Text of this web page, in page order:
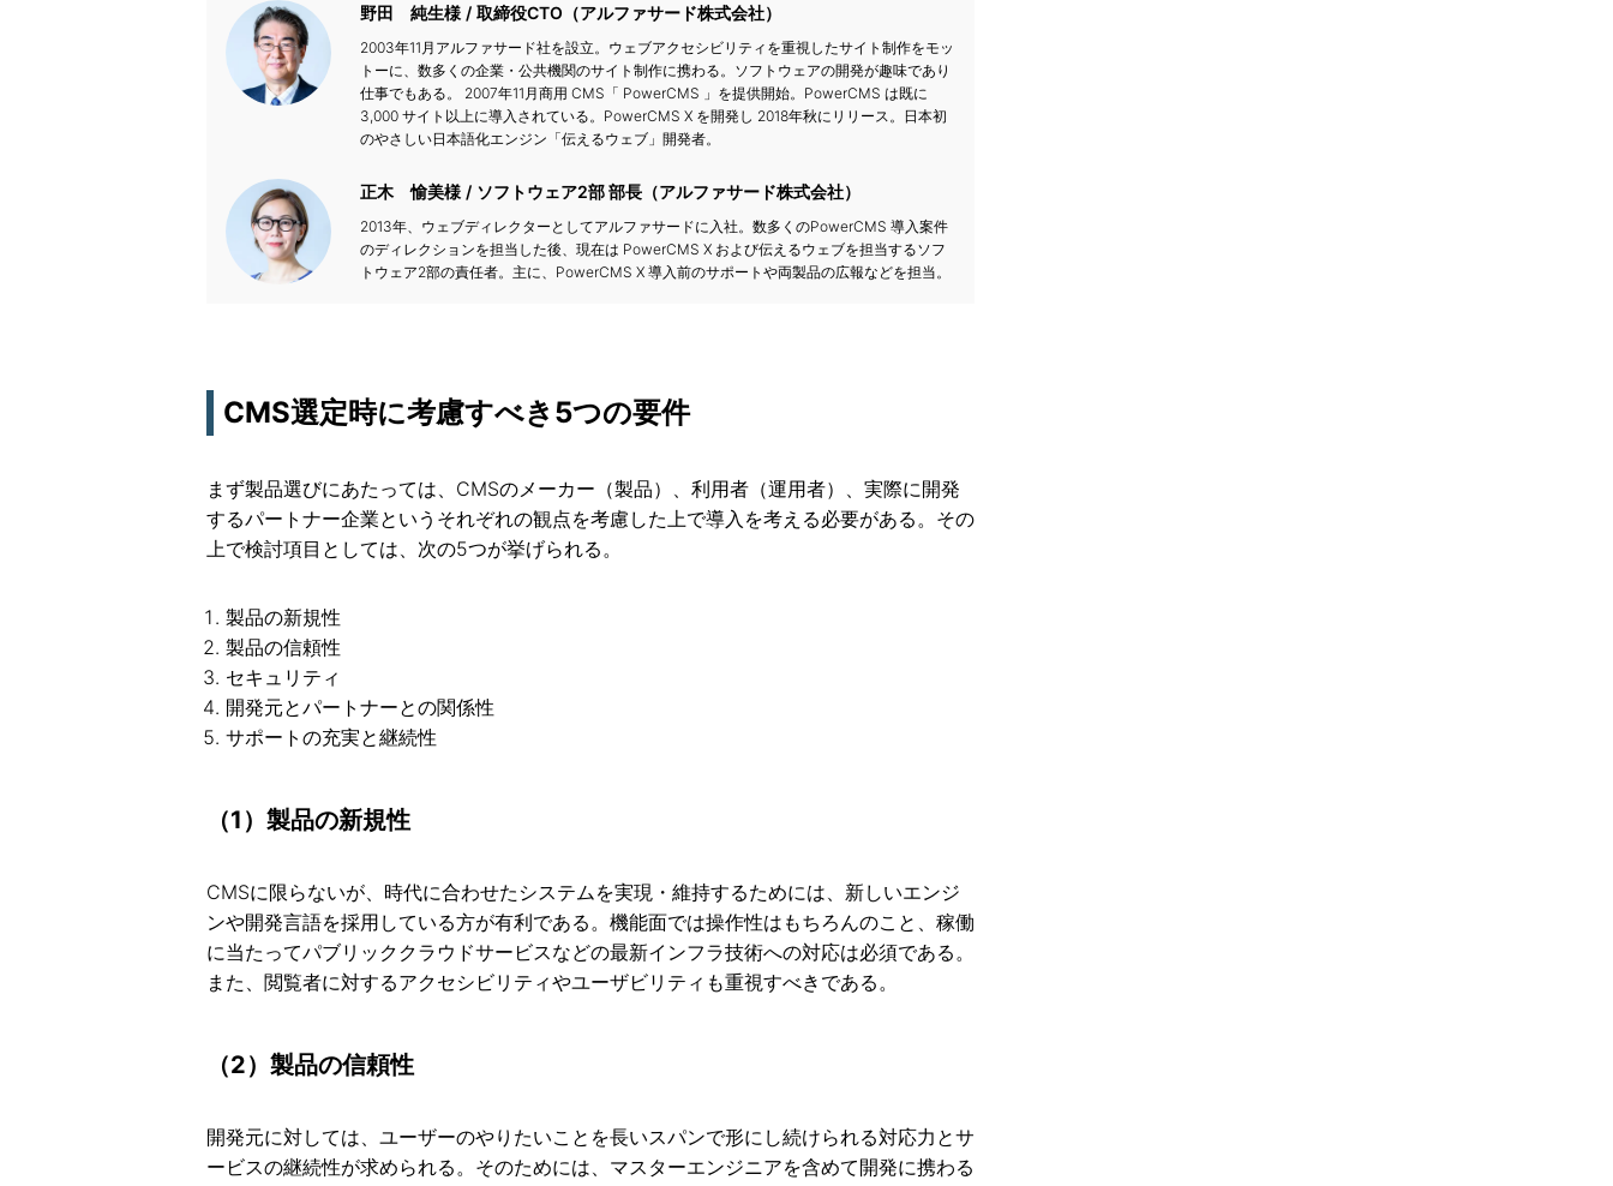
野田 純生様 取締役CTO（アルファサード株式会社）
2003年11月アルファサード社を設立。ウェブアクセシビリティを重視したサイト制作をモッ
トーに、数多くの企業・公共機関のサイト制作に携わる。ソフトウェアの開発が趣味であり
仕事でもある。 2007年11月商用 CMS「 PowerCMS 」を提供開始。PowerCMS は既に
3,000 サイト以上に導入されている。PowerCMS X を開発し 2018年秋にリリース。日本初
のやさしい日本語化エンジン「伝えるウェブ」開発者。
正木 愉美様 ソフトウェア2部 部長（アルファサード株式会社）
2013年、ウェブディレクターとしてアルファサードに入社。数多くのPowerCMS 導入案件
のディレクションを担当した後、現在は PowerCMS X および伝えるウェブを担当するソフ
トウェア2部の責任者。主に、PowerCMS X 導入前のサポートや両製品の広報などを担当。
CMS選定時に考慮すべき5つの要件
まず製品選びにあたっては、CMSのメーカー（製品）、利用者（運用者）、実際に開発
するパートナー企業というそれぞれの観点を考慮した上で導入を考える必要がある。その
上で検討項目としては、次の5つが挙げられる。
製品の新規性
製品の信頼性
セキュリティ
開発元とパートナーとの関係性
サポートの充実と継続性
（1）製品の新規性
CMSに限らないが、時代に合わせたシステムを実現・維持するためには、新しいエンジ
ンや開発言語を採用している方が有利である。機能面では操作性はもちろんのこと、稼働
に当たってパブリッククラウドサービスなどの最新インフラ技術への対応は必須である。
また、閲覧者に対するアクセシビリティやユーザビリティも重視すべきである。
（2）製品の信頼性
開発元に対しては、ユーザーのやりたいことを長いスパンで形にし続けられる対応力とサ
ービスの継続性が求められる。そのためには、マスターエンジニアを含めて開発に携わる